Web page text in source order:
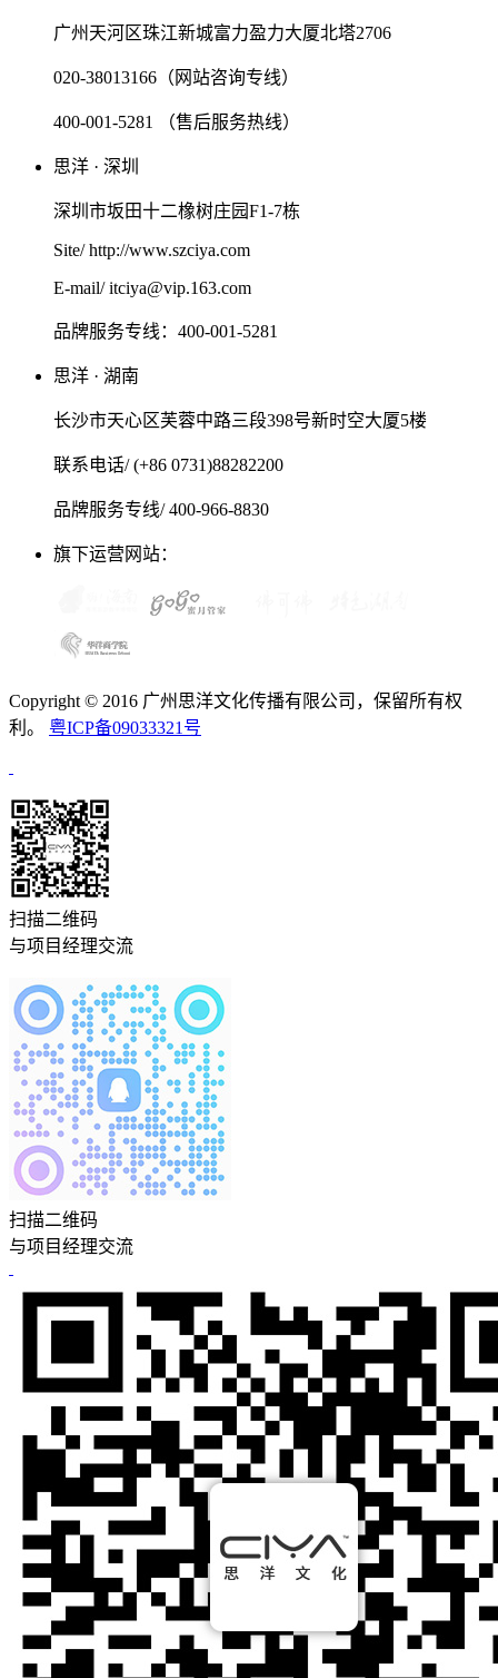
广州天河区珠江新城富力盈力大厦北塔2706
020-38013166（网站咨询专线）
400-001-5281 （售后服务热线）
思洋 · 深圳
深圳市坂田十二橡树庄园F1-7栋
Site/ http://www.szciya.com
E-mail/ itciya@vip.163.com
品牌服务专线：400-001-5281
思洋 · 湖南
长沙市天心区芙蓉中路三段398号新时空大厦5楼
联系电话/ (+86 0731)88282200
品牌服务专线/ 400-966-8830
旗下运营网站：
Copyright © 2016 广州思洋文化传播有限公司，保留所有权
利。 粤ICP备09033321号
扫描二维码
与项目经理交流
扫描二维码
与项目经理交流